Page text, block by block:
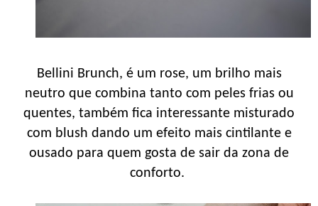
Bellini Brunch, é um rose, um brilho mais
neutro que combina tanto com peles frias ou
quentes, também fica interessante misturado
com blush dando um efeito mais cintilante e
ousado para quem gosta de sair da zona de
conforto.